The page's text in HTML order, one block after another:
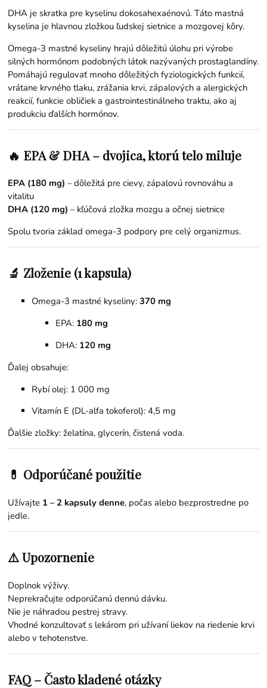
DHA je skratka pre kyselinu dokosahexaénovú. Táto mastná
kyselina je hlavnou zložkou ľudskej sietnice a mozgovej kôry.
Omega-3 mastné kyseliny hrajú dôležitú úlohu pri výrobe
silných hormónom podobných látok nazývaných prostaglandíny.
Pomáhajú regulovať mnoho dôležitých fyziologických funkcií,
vrátane krvného tlaku, zrážania krvi, zápalových a alergických
reakcií, funkcie obličiek a gastrointestinálneho traktu, ako aj
produkciu ďalších hormónov.
🔥 EPA & DHA – dvojica, ktorú telo miluje
EPA (180 mg) – dôležitá pre cievy, zápalovú rovnováhu a
vitalitu
DHA (120 mg) – kľúčová zložka mozgu a očnej sietnice
Spolu tvoria základ omega-3 podpory pre celý organizmus.
🔬 Zloženie (1 kapsula)
Omega-3 mastné kyseliny:370 mg
EPA: 180 mg
DHA: 120 mg
Ďalej obsahuje:
Rybí olej: 1 000 mg
Vitamín E (DL-alfa tokoferol): 4,5 mg
Ďalšie zložky: želatína, glycerín, čistená voda.
💊 Odporúčané použitie
Užívajte 1 – 2 kapsuly denne, počas alebo bezprostredne po
jedle.
⚠️ Upozornenie
Doplnok výživy.
Neprekračujte odporúčanú dennú dávku.
Nie je náhradou pestrej stravy.
Vhodné konzultovať s lekárom pri užívaní liekov na riedenie krvi
alebo v tehotenstve.
FAQ – Často kladené otázky